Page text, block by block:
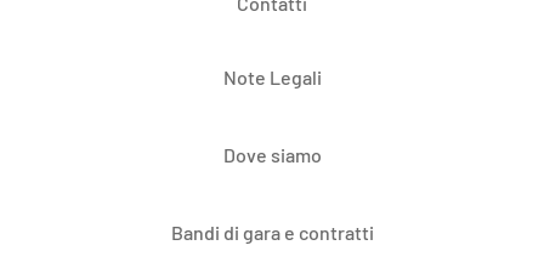
Note Legali
Dove siamo
Bandi di gara e contratti